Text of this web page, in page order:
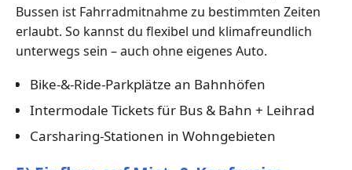
Bussen ist Fahrradmitnahme zu bestimmten Zeiten
erlaubt. So kannst du flexibel und klimafreundlich
unterwegs sein – auch ohne eigenes Auto.
Bike-&-Ride-Parkplätze an Bahnhöfen
Intermodale Tickets für Bus & Bahn + Leihrad
Carsharing-Stationen in Wohngebieten